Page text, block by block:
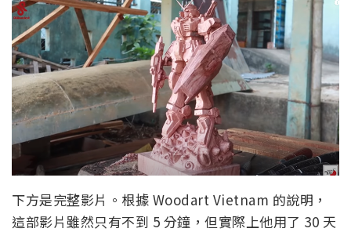
下方是完整影片。根據 Woodart Vietnam 的說明，
這部影片雖然只有不到 5 分鐘，但實際上他用了 30 天